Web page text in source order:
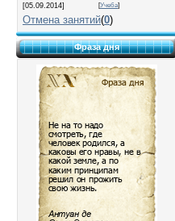
[05.09.2014] [Учеба]
Отмена занятий(0)
Фраза дня